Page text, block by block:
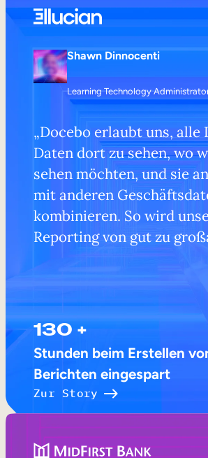
Shawn Dinnocenti
Learning Technology
„Docebo erlaubt uns, alle
Daten dort zu sehen, wo
sehen möchten, und sie
mit anderen
kombinieren. So wird
Reporting von gut zu
130 +
Stunden beim Erstellen
Berichten eingespart
Zur Story